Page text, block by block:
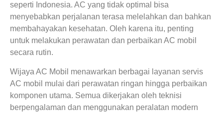
seperti Indonesia. AC yang tidak optimal bisa
menyebabkan perjalanan terasa melelahkan dan bahkan
membahayakan kesehatan. Oleh karena itu, penting
untuk melakukan perawatan dan perbaikan AC mobil
secara rutin.
Wijaya AC Mobil menawarkan berbagai layanan servis
AC mobil mulai dari perawatan ringan hingga perbaikan
komponen utama. Semua dikerjakan oleh teknisi
berpengalaman dan menggunakan peralatan modern